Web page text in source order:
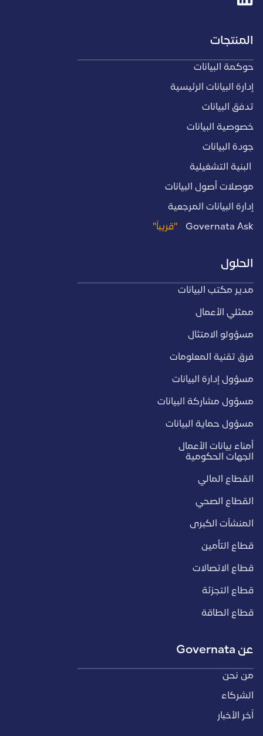
المنتجات
حوكمة البيانات
إدارة البيانات الرئيسية
تدفق البيانات
خصوصية البيانات
جودة البيانات
البنية التشغيلية
موصلات أصول البيانات
إدارة البيانات المرجعية
Governata Ask "قريباً"
الحلول
مدير مكتب البيانات
ممثلي الأعمال
مسؤولو الامتثال
فرق تقنية المعلومات
مسؤول إدارة البيانات
مسؤول مشاركة البيانات
مسؤول حماية البيانات
أمناء بيانات الأعمال
الجهات الحكومية
القطاع المالي
القطاع الصحي
المنشآت الكبرى
قطاع التأمين
قطاع الاتصالات
قطاع التجزئة
قطاع الطاقة
عن Governata
من نحن
الشركاء
آخر الأخبار